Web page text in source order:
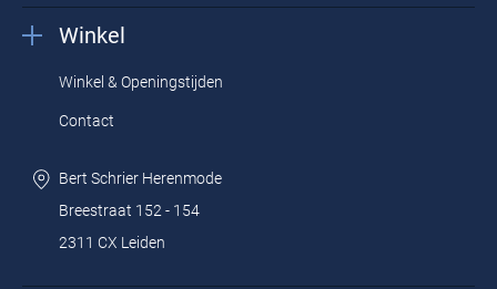
Winkel
Winkel & Openingstijden
Contact
Bert Schrier Herenmode
Breestraat 152 - 154
2311 CX Leiden